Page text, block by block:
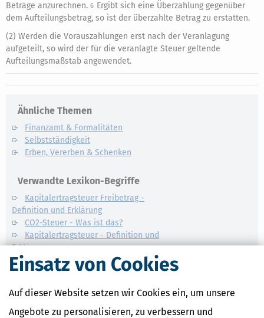
Einsatz von Cookies
Auf dieser Website setzen wir Cookies ein, um unsere
Angebote zu personalisieren, zu verbessern und
Beträge anzurechnen. 6 Ergibt sich eine Überzahlung gegenüber
dem Aufteilungsbetrag, so ist der überzahlte Betrag zu erstatten.
(2) Werden die Vorauszahlungen erst nach der Veranlagung
aufgeteilt, so wird der für die veranlagte Steuer geltende
Aufteilungsmaßstab angewendet.
Ähnliche Themen
Finanzamt & Formalitäten
Selbstständigkeit
Erben, Vererben & Schenken
Verwandte Lexikon-Begriffe
Kapitalertragsteuer Freibetrag -
Definition und Erklärung
CO2-Steuer - Was ist das?
Kapitalertragsteuer - Definition und
Erklärung
NACHDiGAL
Kommission